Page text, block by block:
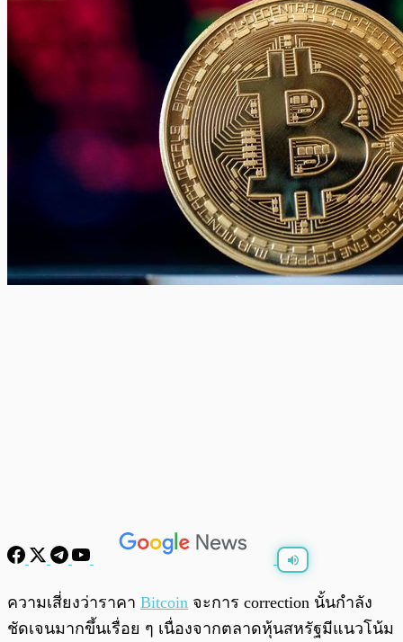
พร้อมเล่น 0:00/ 0:00
ความเสี่ยงว่าราคา Bitcoin จะการ correction นั้นกำลัง
ชัดเจนมากขึ้นเรื่อย ๆ เนื่องจากตลาดหุ้นสหรัฐมีแนวโน้ม